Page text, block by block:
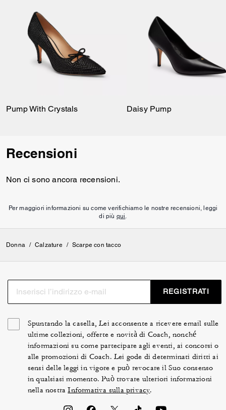
Pump With Crystals Daisy Pump
Recensioni
Non ci sono ancora recensioni.
Per maggiori informazioni su come verifichiamo le nostre recensioni, leggi
di più qui
Donna / Calzature / Scarpe con tacco
REGISTRATI
Spuntando la casella, Lei acconsente a ricevere email sulle
ultime collezioni, offerte e novità di Coach, nonché
informazioni su come partecipare agli eventi, ai concorsi o
alle promozioni di Coach. Lei gode di determinati diritti ai
sensi delle leggi in vigore e può revocare il Suo consenso
in qualsiasi momento. Può trovare ulteriori informazioni
nella nostraInformativa sulla privacy.